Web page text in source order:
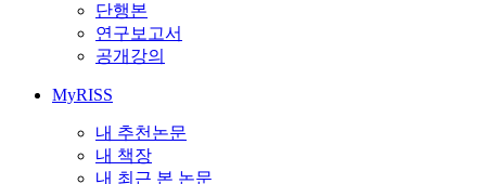
단행본
연구보고서
공개강의
MyRISS
내 추천논문
내 책장
내 최근 본 논문